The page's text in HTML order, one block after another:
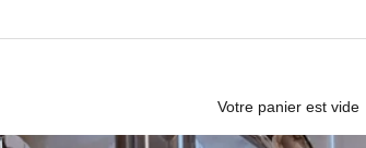
Votre panier est vide